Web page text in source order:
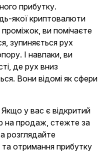
прибутку.
якої криптовалюти
ви помічаєте
зупиняється рух
І навпаки, ви
де рух вниз
Вони відомі як сфери
у вас є відкритий
на продаж, стежте за
розглядайте
отримання прибутку